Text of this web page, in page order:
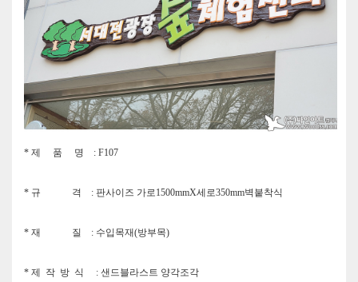
* 제 품 명 :F107
* 규 격 : 판사이즈 가로1500mmX세로350mm벽붙착식
* 재 질 : 수입목재(방부목)
* 제 작 방 식 : 샌드블라스트 양각조각